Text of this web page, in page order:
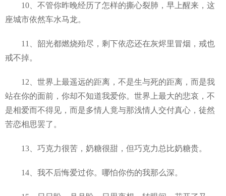
10、不管你昨晚经历了怎样的撕心裂肺，早上醒来，这
座城市依然车水马龙。
11、韶光都燃烧殆尽，剩下依恋还在灰烬里冒烟，戒也
戒不掉。
12、世界上最遥远的距离，不是生与死的距离，而是我
站在你的面前，你却不知道我爱你。世界上最大的悲哀，不
是相爱而不得见，而是多情人竟与那浅情人交付真心，徒然
苦恋相思罢了。
13、巧克力很苦，奶糖很甜，但巧克力总比奶糖贵。
14、我不后悔爱过你。哪怕你伤的我那么深。